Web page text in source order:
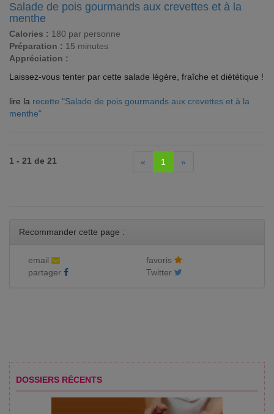
Salade de pois gourmands aux crevettes et à la
menthe
Calories : 180 par personne
Préparation : 15 minutes
Appréciation :
Laissez-vous tenter par cette salade légère, fraîche et diététique !
lire la recette "Salade de pois gourmands aux crevettes et à la
menthe"
1 - 21 de 21 « 1 »
Recommander cette page :
email
favoris
partager
Twitter
DOSSIERS RÉCENTS